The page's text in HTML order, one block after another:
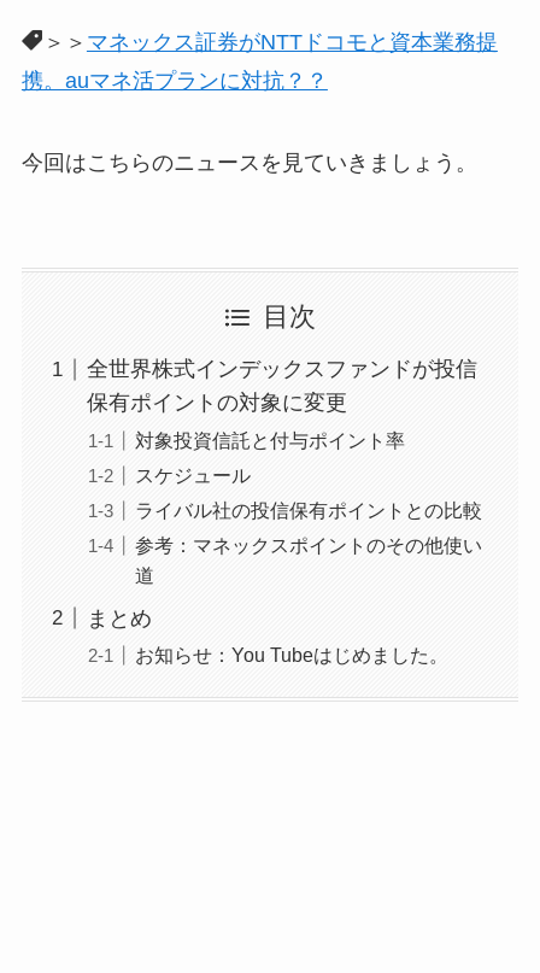
＞＞ マネックス証券がNTTドコモと資本業務提
携。auマネ活プランに対抗？？
今回はこちらのニュースを見ていきましょう。
目次
全世界株式インデックスファンドが投信
保有ポイントの対象に変更
対象投資信託と付与ポイント率
スケジュール
ライバル社の投信保有ポイントとの比較
参考：マネックスポイントのその他使い
道
まとめ
お知らせ：You Tubeはじめました。